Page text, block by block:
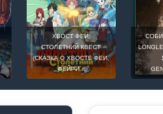
ХВОСТ ФЕИ:
СТОЛЕТНИЙ КВЕСТ
(СКАЗКА О ХВОСТЕ ФЕИ,
ФЕЙРИ...